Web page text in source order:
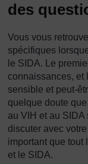
des
Vous vous
spécifiques
le SIDA. Le
connaissances, et
sensible et peut-
quelque doute
au VIH et au SIDA
discuter avec
important que tout
et le SIDA.